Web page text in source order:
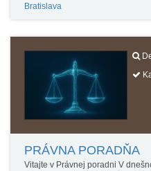
Bratislava
PRÁVNA PORADŇA
Vitajte v Právnej poradni V